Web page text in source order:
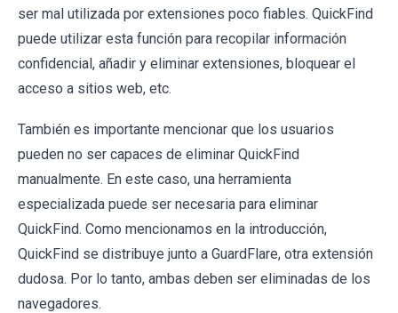
ser mal utilizada por extensiones poco fiables. QuickFind
puede utilizar esta función para recopilar información
confidencial, añadir y eliminar extensiones, bloquear el
acceso a sitios web, etc.
También es importante mencionar que los usuarios
pueden no ser capaces de eliminar QuickFind
manualmente. En este caso, una herramienta
especializada puede ser necesaria para eliminar
QuickFind. Como mencionamos en la introducción,
QuickFind se distribuye junto a GuardFlare, otra extensión
dudosa. Por lo tanto, ambas deben ser eliminadas de los
navegadores.